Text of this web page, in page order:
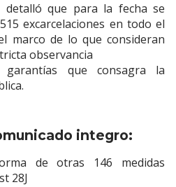
detalló que para la fecha se
excarcelaciones en todo el
marco de lo que consideran
observancia
que consagra la
integro:
de otras 146 medidas
28J